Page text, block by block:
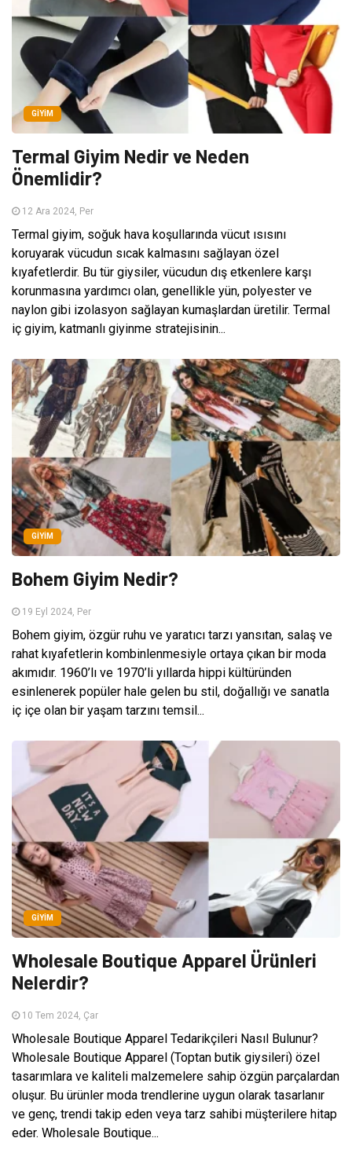
GIYIM
Termal Giyim Nedir ve Neden
Önemlidir?
12 Ara 2024, Per
Termal giyim, soğuk hava koşullarında vücut ısısını
koruyarak vücudun sıcak kalmasını sağlayan özel
kıyafetlerdir. Bu tür giysiler, vücudun dış etkenlere karşı
korunmasına yardımcı olan, genellikle yün, polyester ve
naylon gibi izolasyon sağlayan kumaşlardan üretilir. Termal
iç giyim, katmanlı giyinme stratejisinin...
GIYIM
Bohem Giyim Nedir?
19 Eyl 2024, Per
Bohem giyim, özgür ruhu ve yaratıcı tarzı yansıtan, salaş ve
rahat kıyafetlerin kombinlenmesiyle ortaya çıkan bir moda
akımıdır. 1960’lı ve 1970’li yıllarda hippi kültüründen
esinlenerek popüler hale gelen bu stil, doğallığı ve sanatla
iç içe olan bir yaşam tarzını temsil...
GIYIM
Wholesale Boutique Apparel Ürünleri
Nelerdir?
10 Tem 2024, Çar
Wholesale Boutique Apparel Tedarikçileri Nasıl Bulunur?
Wholesale Boutique Apparel (Toptan butik giysileri) özel
tasarımlara ve kaliteli malzemelere sahip özgün parçalardan
oluşur. Bu ürünler moda trendlerine uygun olarak tasarlanır
ve genç, trendi takip eden veya tarz sahibi müşterilere hitap
eder. Wholesale Boutique...